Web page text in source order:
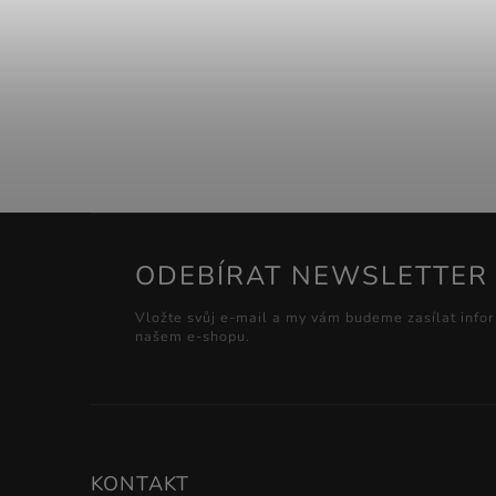
ODEBÍRAT NEWSLETTER
Vložte svůj e-mail a my vám budeme zasílat
našem e-shopu.
KONTAKT